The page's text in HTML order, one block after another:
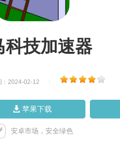
科技加速器
：2024-02-12
苹果下载
安卓市场，安全绿色